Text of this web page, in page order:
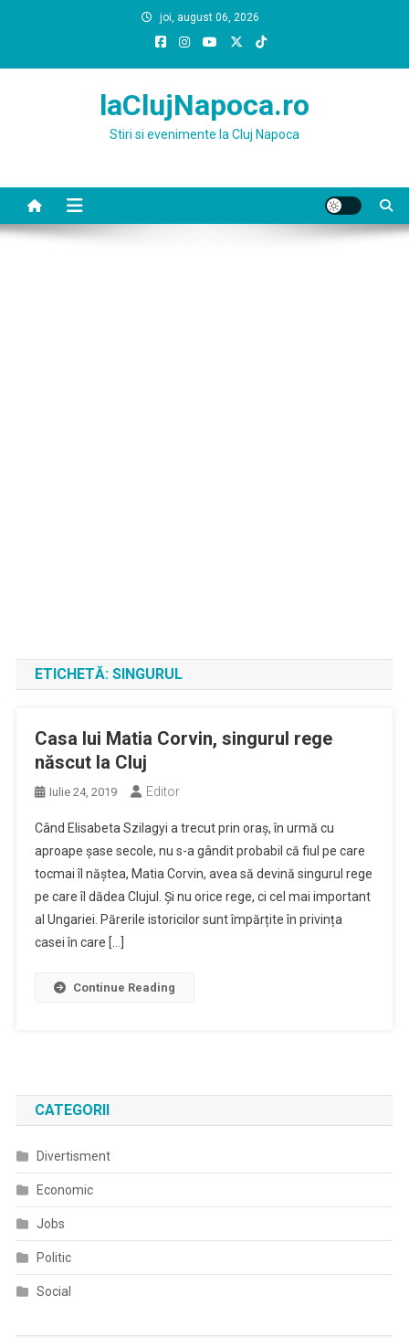
joi, august 06, 2026
laClujNapoca.ro
Stiri si evenimente la Cluj Napoca
ETICHETĂ: SINGURUL
Casa lui Matia Corvin, singurul rege
născut la Cluj
Iulie 24, 2019 Editor
Când Elisabeta Szilagyi a trecut prin oraș, în urmă cu
aproape șase secole, nu s-a gândit probabil că fiul pe care
tocmai îl năștea, Matia Corvin, avea să devină singurul rege
pe care îl dădea Clujul. Și nu orice rege, ci cel mai important
al Ungariei. Părerile istoricilor sunt împărțite în privința
casei în care […]
Continue Reading
CATEGORII
Divertisment
Economic
Jobs
Politic
Social